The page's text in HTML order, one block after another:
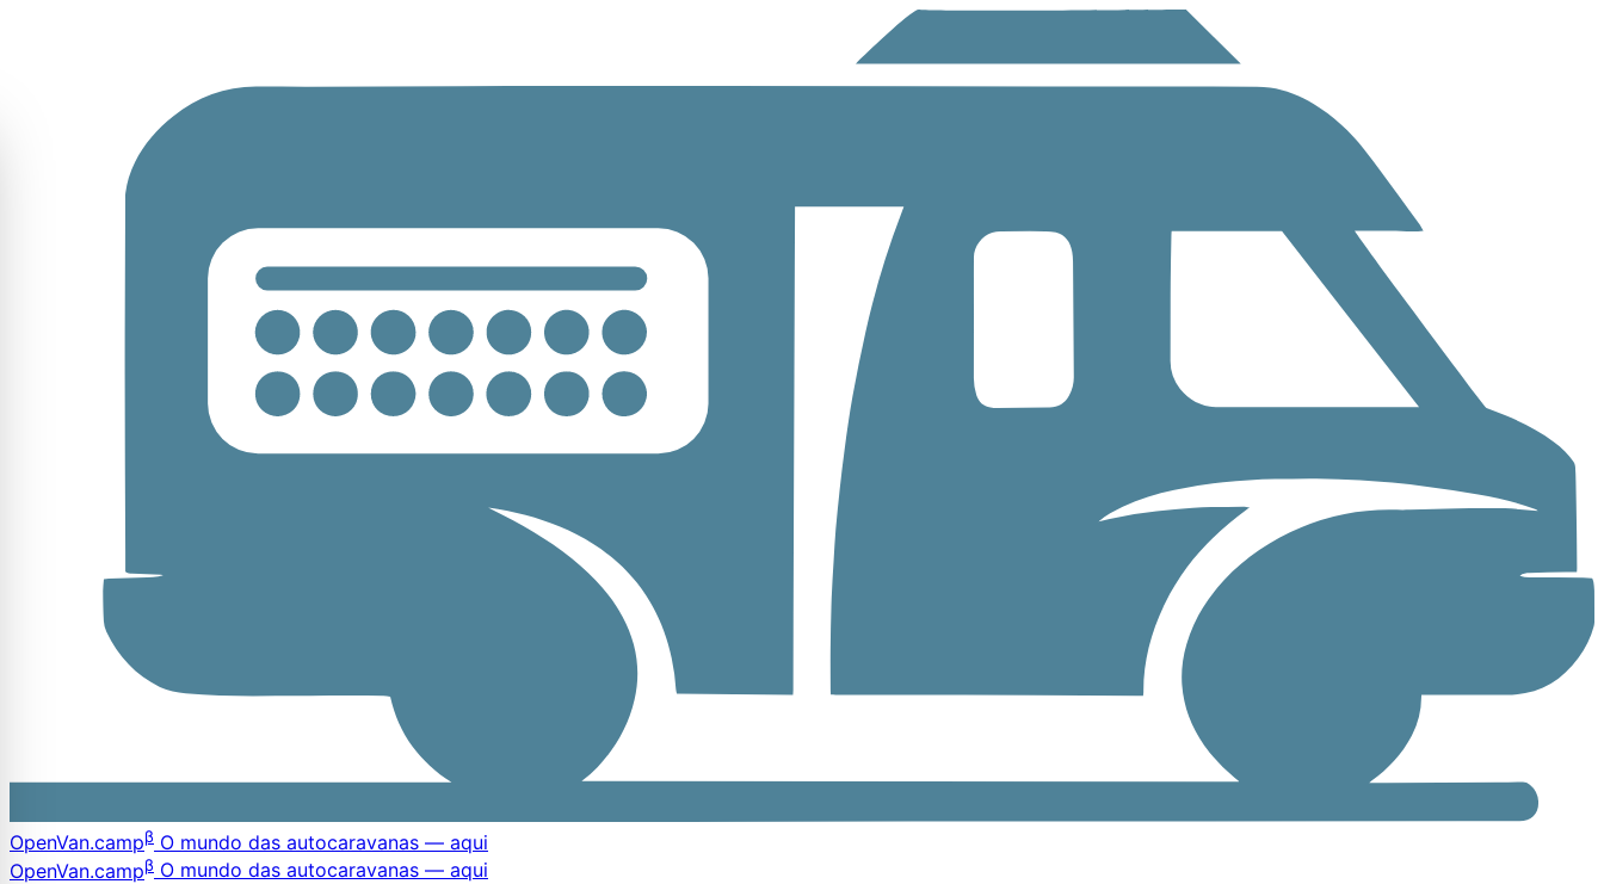
OpenVan.campβ O mundo das autocaravanas — aqui
OpenVan.campβ O mundo das autocaravanas — aqui